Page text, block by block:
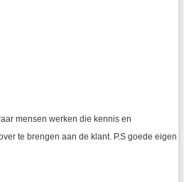
mensen werken die kennis en
te brengen aan de klant. P.S goede eigen